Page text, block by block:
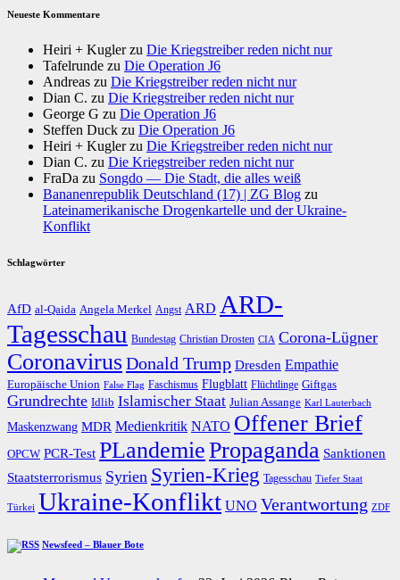
Neueste Kommentare
Heiri + Kuglerzu Die Kriegstreiber reden nicht nur
Tafelrunde zu Die Operation J6
Andreas zu Die Kriegstreiber reden nicht nur
Dian C. zu Die Kriegstreiber reden nicht nur
George G zu Die Operation J6
Steffen Duck zu Die Operation J6
Heiri + Kuglerzu Die Kriegstreiber reden nicht nur
Dian C. zu Die Kriegstreiber reden nicht nur
FraDa zu Songdo — Die Stadt, die alles weiß
Bananenrepublik Deutschland (17) | ZG Blog zu
Lateinamerikanische Drogenkartelle und der Ukraine-
Konflikt
Schlagwörter
AfD al-Qaida Angela Merkel Angst ARD ARD-
Tagesschau Bundestag Christian Drosten CIA Corona-Lügner
CoronavirusDonald Trump Dresden Empathie
Europäische Union False Flag Faschismus Flugblatt Flüchtlinge Giftgas
Grundrechte Idlib Islamischer Staat Julian Assange Karl Lauterbach
Maskenzwang MDR Medienkritik NATO Offener Brief
OPCW PCR-Test PLandemiePropaganda Sanktionen
Staatsterrorismus Syrien Syrien-Krieg Tagesschau Tiefer Staat
Türkei Ukraine-Konflikt UNO Verantwortung ZDF
Newsfeed – Blauer Bote